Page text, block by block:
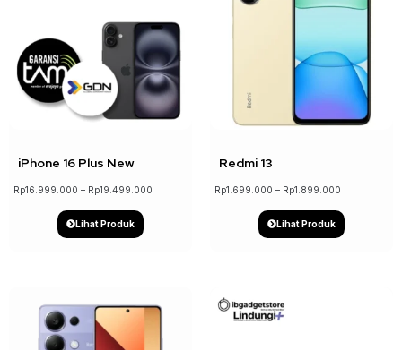
iPhone 16 Plus New
Rp16.999.000 – Rp19.499.000
Lihat Produk
↓ 6%
Redmi 13
Rp1.699.000 – Rp1.899.000
Lihat Produk